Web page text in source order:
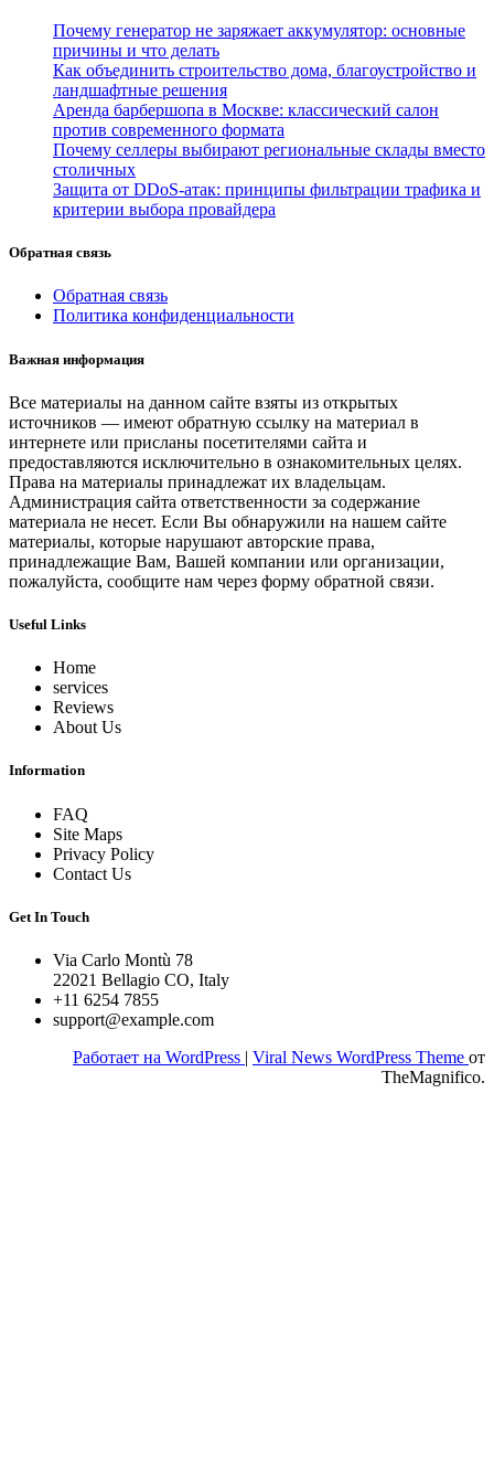
Почему генератор не заряжает аккумулятор: основные
причины и что делать
Как объединить строительство дома, благоустройство и
ландшафтные решения
Аренда барбершопа в Москве: классический салон
против современного формата
Почему селлеры выбирают региональные склады вместо
столичных
Защита от DDoS-атак: принципы фильтрации трафика и
критерии выбора провайдера
Обратная связь
Обратная связь
Политика конфиденциальности
Важная информация
Все материалы на данном сайте взяты из открытых
источников — имеют обратную ссылку на материал в
интернете или присланы посетителями сайта и
предоставляются исключительно в ознакомительных целях.
Права на материалы принадлежат их владельцам.
Администрация сайта ответственности за содержание
материала не несет. Если Вы обнаружили на нашем сайте
материалы, которые нарушают авторские права,
принадлежащие Вам, Вашей компании или организации,
пожалуйста, сообщите нам через форму обратной связи.
Useful Links
Home
services
Reviews
About Us
Information
FAQ
Site Maps
Privacy Policy
Contact Us
Get In Touch
Via Carlo Montù 78
22021 Bellagio CO, Italy
+11 6254 7855
support@example.com
Работает на WordPress | Viral News WordPress Theme от
TheMagnifico.